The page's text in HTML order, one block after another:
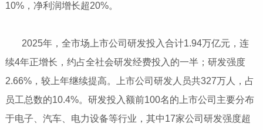
10%，净利润增长超20%。
​​​​​​​ 2025年，全市场上市公司研发投入合计1.94万亿元，连
续4年正增长，约占全社会研发经费投入的一半；研发强度
2.66%，较上年继续提高。上市公司研发人员共327万人，占
员工总数的10.4%。研发投入额前100名的上市公司主要分布
于电子、汽车、电力设备等行业，其中17家公司研发强度超